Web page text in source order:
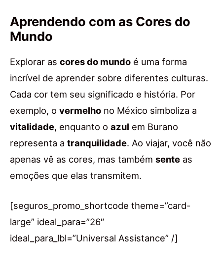
Aprendendo com as Cores do
Mundo
Explorar as cores do mundo é uma forma
incrível de aprender sobre diferentes culturas.
Cada cor tem seu significado e história. Por
exemplo, o vermelho no México simboliza a
vitalidade, enquanto o azul em Burano
representa a tranquilidade. Ao viajar, você não
apenas vê as cores, mas também sente as
emoções que elas transmitem.
[seguros_promo_shortcode theme=”card-
large” ideal_para=”26″
ideal_para_lbl=”Universal Assistance” /]